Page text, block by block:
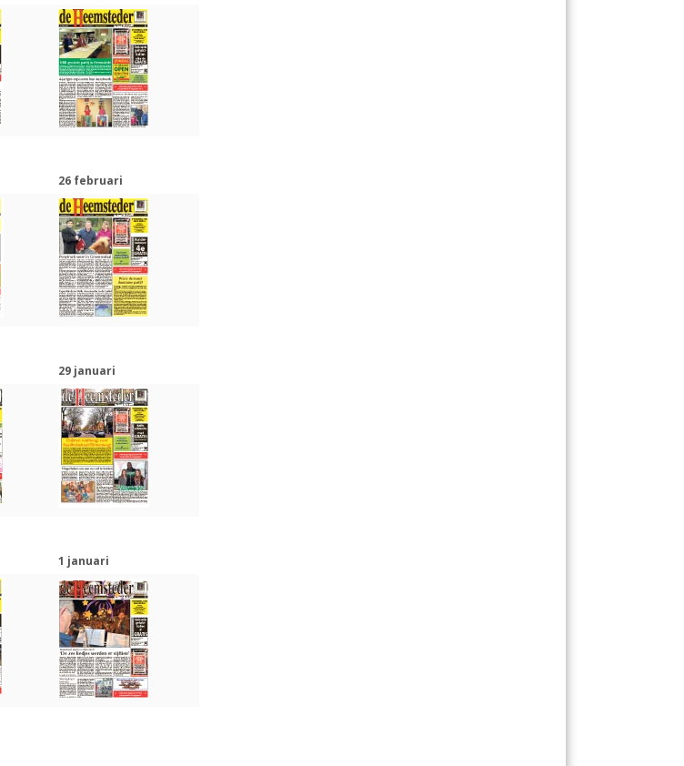
26 februari
29 januari
1 januari